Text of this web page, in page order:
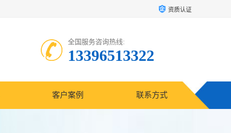
资质认证
全国服务咨询热线:
13396513322
客户案例 联系方式